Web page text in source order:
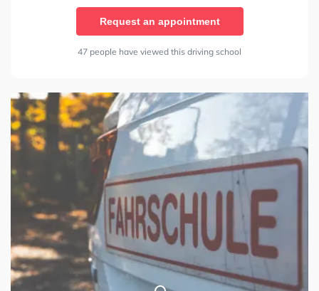
Request an appointment
47 people have viewed this driving school